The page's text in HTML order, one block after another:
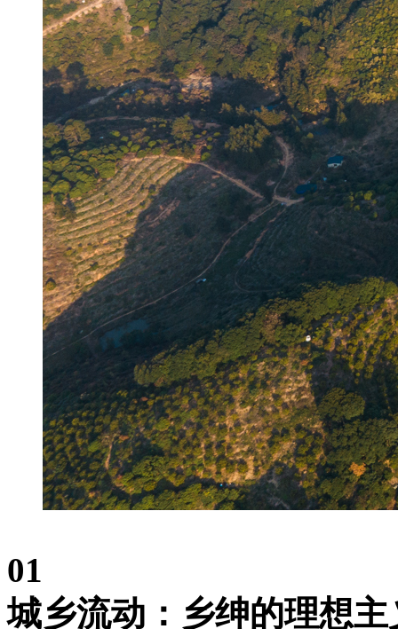
01
城乡流动：乡绅的理想主